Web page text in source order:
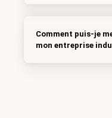
Comment puis-je
mon entreprise